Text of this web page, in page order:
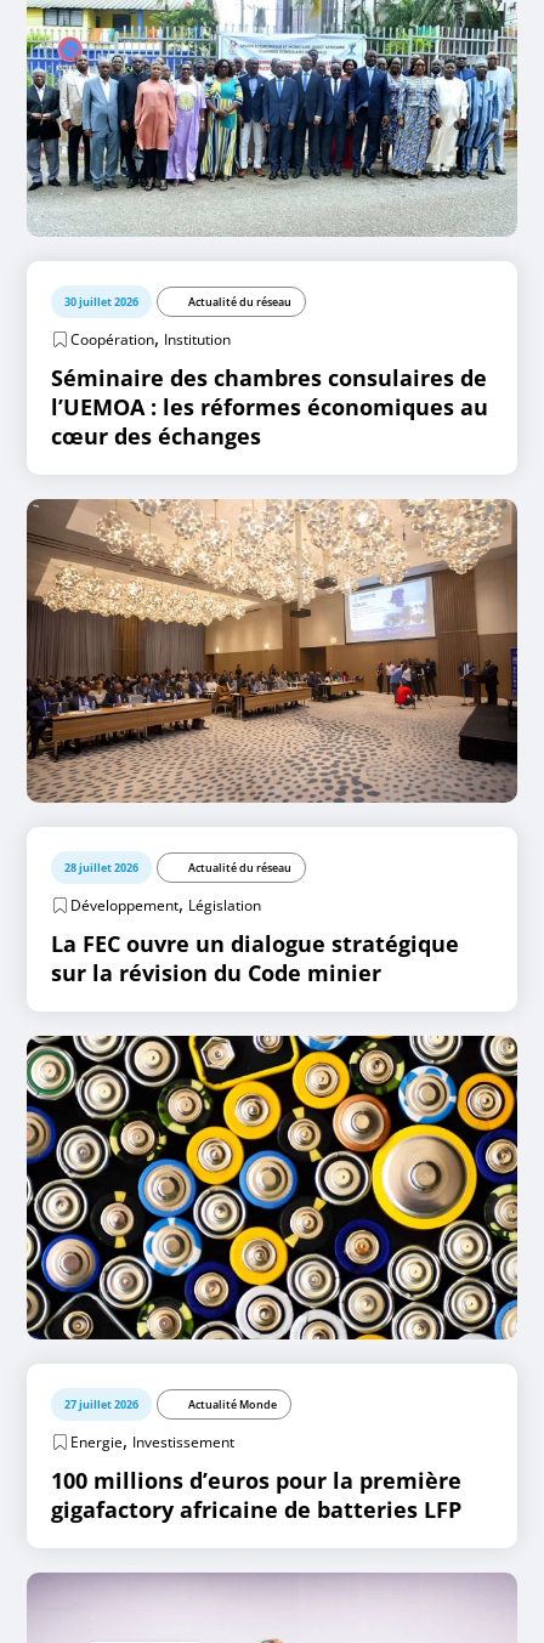
30 juillet 2026 Actualité du réseau
Coopération, Institution
Séminaire des chambres consulaires de
l’UEMOA : les réformes économiques au
cœur des échanges
28 juillet 2026 Actualité du réseau
Développement, Législation
La FEC ouvre un dialogue stratégique
sur la révision du Code minier
27 juillet 2026 Actualité Monde
Energie, Investissement
100 millions d’euros pour la première
gigafactory africaine de batteries LFP